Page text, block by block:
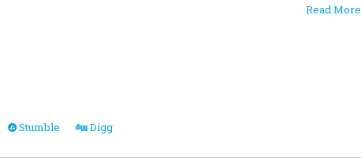
Read More
Stumble Digg